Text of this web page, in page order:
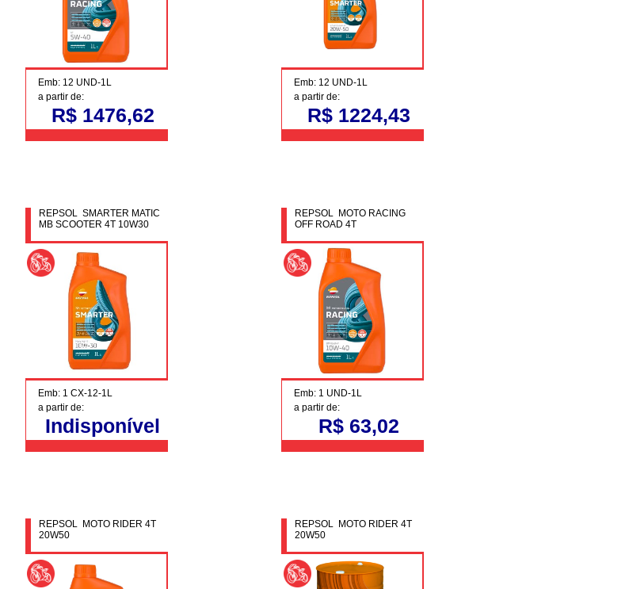
Emb: 12 UND-1L
a partir de:
R$ 1476,62
Emb: 12 UND-1L
a partir de:
R$ 1224,43
REPSOL SMARTER MATIC
MB SCOOTER 4T 10W30
Emb: 1 CX-12-1L
a partir de:
Indisponível
REPSOL MOTO RACING
OFF ROAD 4T
Emb: 1 UND-1L
a partir de:
R$ 63,02
REPSOL MOTO RIDER 4T
20W50
REPSOL MOTO RIDER 4T
20W50